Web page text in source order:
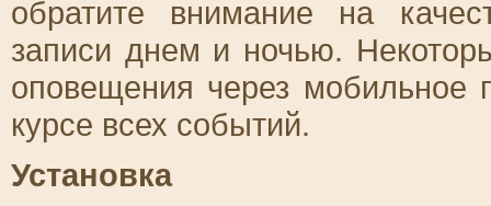
обратите внимание на
записи днем и ночью.
оповещения через мобильное
курсе всех событий.
Установка